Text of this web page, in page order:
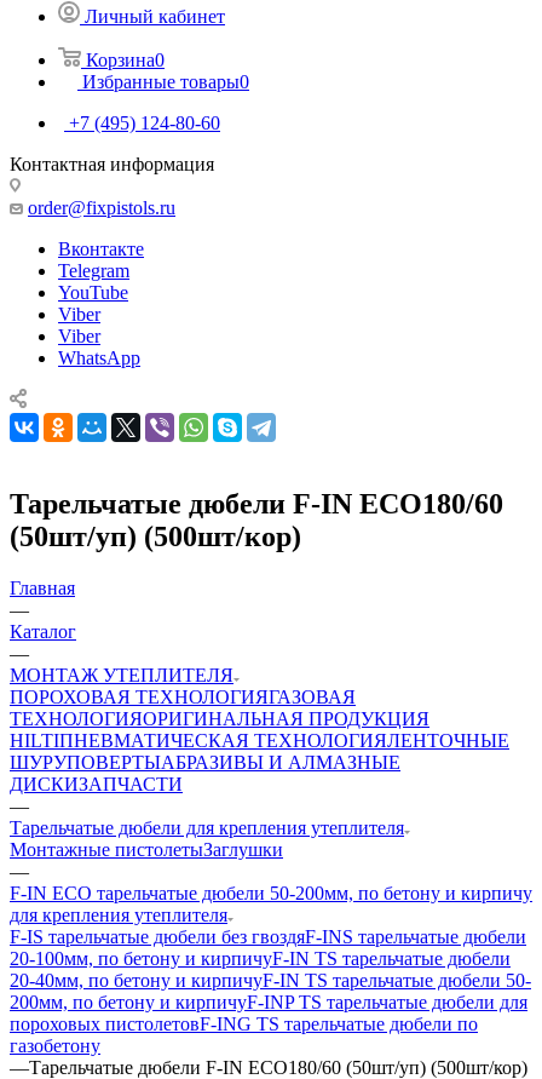
Личный кабинет
Корзина0
Избранные товары0
+7 (495) 124-80-60
Контактная информация
order@fixpistols.ru
Вконтакте
Telegram
YouTube
Viber
Viber
WhatsApp
Тарельчатые дюбели F-IN ECO180/60
(50шт/уп) (500шт/кор)
Главная
—
Каталог
—
МОНТАЖ УТЕПЛИТЕЛЯ
ПОРОХОВАЯ ТЕХНОЛОГИЯГАЗОВАЯ
ТЕХНОЛОГИЯОРИГИНАЛЬНАЯ ПРОДУКЦИЯ
HILTIПНЕВМАТИЧЕСКАЯ ТЕХНОЛОГИЯЛЕНТОЧНЫЕ
ШУРУПОВЕРТЫАБРАЗИВЫ И АЛМАЗНЫЕ
ДИСКИЗАПЧАСТИ
—
Тарельчатые дюбели для крепления утеплителя
Монтажные пистолетыЗаглушки
—
F-IN ECO тарельчатые дюбели 50-200мм, по бетону и кирпичу
для крепления утеплителя
F-IS тарельчатые дюбели без гвоздяF-INS тарельчатые дюбели
20-100мм, по бетону и кирпичуF-IN TS тарельчатые дюбели
20-40мм, по бетону и кирпичуF-IN TS тарельчатые дюбели 50-
200мм, по бетону и кирпичуF-INP TS тарельчатые дюбели для
пороховых пистолетовF-ING TS тарельчатые дюбели по
газобетону
—Тарельчатые дюбели F-IN ECO180/60 (50шт/уп) (500шт/кор)